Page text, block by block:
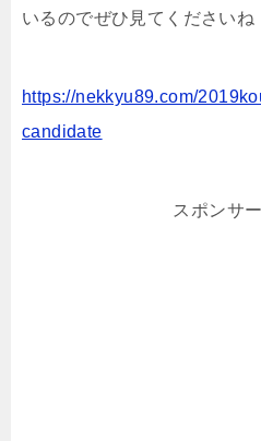
いるのでぜひ見てくださいね
https://nekkyu89.com/
candidate
スポンサ